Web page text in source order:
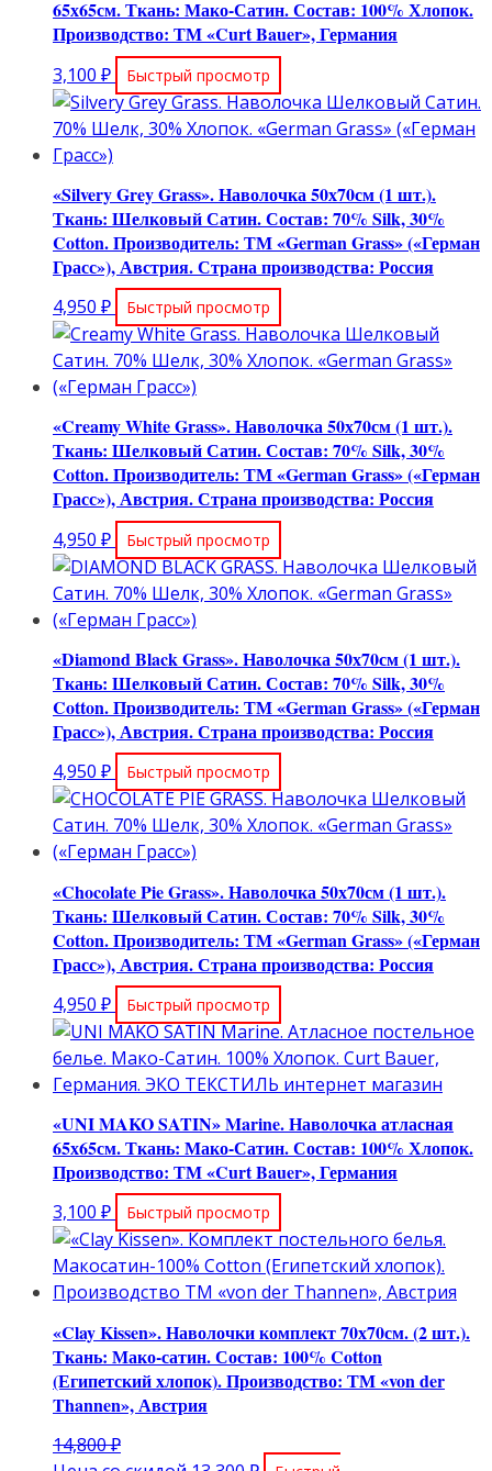
65х65см. Ткань: Мако-Сатин. Состав: 100% Хлопок.
Производство: ТМ «Curt Bauer», Германия
3,100 ₽ Быстрый просмотр
«Silvery Grey Grass». Наволочка 50х70см (1 шт.).
Ткань: Шелковый Сатин. Состав: 70% Silk, 30%
Cotton. Производитель: ТМ «German Grass» («Герман
Грасс»), Австрия. Страна производства: Россия
4,950 ₽ Быстрый просмотр
«Creamy White Grass». Наволочка 50х70см (1 шт.).
Ткань: Шелковый Сатин. Состав: 70% Silk, 30%
Cotton. Производитель: ТМ «German Grass» («Герман
Грасс»), Австрия. Страна производства: Россия
4,950 ₽ Быстрый просмотр
«Diamond Black Grass». Наволочка 50х70см (1 шт.).
Ткань: Шелковый Сатин. Состав: 70% Silk, 30%
Cotton. Производитель: ТМ «German Grass» («Герман
Грасс»), Австрия. Страна производства: Россия
4,950 ₽ Быстрый просмотр
«Chocolate Pie Grass». Наволочка 50х70см (1 шт.).
Ткань: Шелковый Сатин. Состав: 70% Silk, 30%
Cotton. Производитель: ТМ «German Grass» («Герман
Грасс»), Австрия. Страна производства: Россия
4,950 ₽ Быстрый просмотр
«UNI MAKO SATIN» Marine. Наволочка атласная
65х65см. Ткань: Мако-Сатин. Состав: 100% Хлопок.
Производство: ТМ «Curt Bauer», Германия
3,100 ₽ Быстрый просмотр
«Clay Kissen». Наволочки комплект 70х70см. (2 шт.).
Ткань: Мако-сатин. Состав: 100% Cotton
(Египетский хлопок). Производство: ТМ «von der
Thannen», Австрия
14,800₽Первоначальная